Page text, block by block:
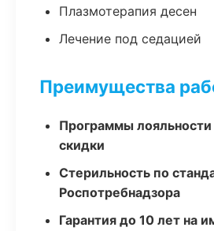
Плазмотерапия десен
Лечение под седацией
Преимущества
Программы
скидки
Стерильность по
Роспотребнадзора
Гарантия до 10 лет на